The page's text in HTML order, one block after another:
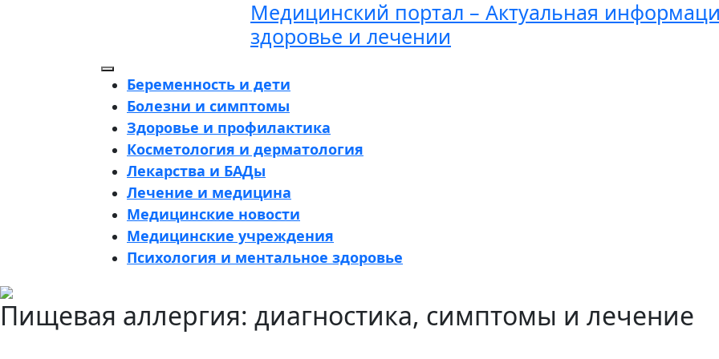
Медицинский портал – Актуальная
здоровье и лечении
Кнопка
Открыть
Беременность и дети
Болезни и симптомы
Здоровье и профилактика
Косметология и дерматология
Лекарства и БАДы
Лечение и медицина
Медицинские новости
Медицинские учреждения
Психология и ментальное здоровье
Закрыть
Пищевая аллергия: диагностика, симптомы и лечение